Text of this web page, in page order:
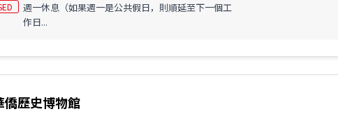
週一休息（如果週一是公共假日，則順延至下一個工
作日...
僑歷史博物館